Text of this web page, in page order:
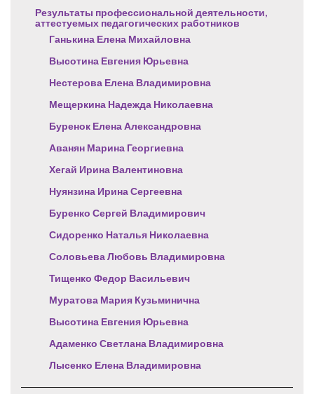
Результаты профессиональной деятельности,
аттестуемых педагогических работников
Ганькина Елена Михайловна
Высотина Евгения Юрьевна
Нестерова Елена Владимировна
Мещеркина Надежда Николаевна
Буренок Елена Александровна
Аванян Марина Георгиевна
Хегай Ирина Валентиновна
Нуянзина Ирина Сергеевна
Буренко Сергей Владимирович
Сидоренко Наталья Николаевна
Соловьева Любовь Владимировна
Тищенко Федор Васильевич
Муратова Мария Кузьминична
Высотина Евгения Юрьевна
Адаменко Светлана Владимировна
Лысенко Елена Владимировна